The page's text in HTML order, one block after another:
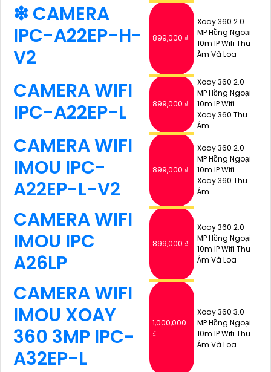
❇ CAMERA
IPC-A22EP-H-
V2
899,000 ₫
Xoay 360 2.0
MP Hồng Ngoại
10m IP Wifi Thu
Âm Và Loa
CAMERA WIFI
IPC-A22EP-L
899,000 ₫
Xoay 360 2.0
MP Hồng Ngoại
10m IP Wifi
Xoay 360 Thu
Âm
CAMERA WIFI
IMOU IPC-
A22EP-L-V2
899,000 ₫
Xoay 360 2.0
MP Hồng Ngoại
10m IP Wifi
Xoay 360 Thu
Âm
CAMERA WIFI
IMOU IPC
A26LP
899,000 ₫
Xoay 360 2.0
MP Hồng Ngoại
10m IP Wifi Thu
Âm Và Loa
CAMERA WIFI
IMOU XOAY
360 3MP IPC-
A32EP-L
1,000,000
₫
Xoay 360 3.0
MP Hồng Ngoại
10m IP Wifi Thu
Âm Và Loa